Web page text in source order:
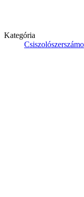
Kategória